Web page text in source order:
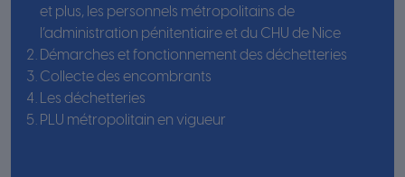
et plus, les personnels métropolitains de
l’administration pénitentiaire et du CHU de Nice
Démarches et fonctionnement des déchetteries
Collecte des encombrants
Les déchetteries
PLU métropolitain en vigueur